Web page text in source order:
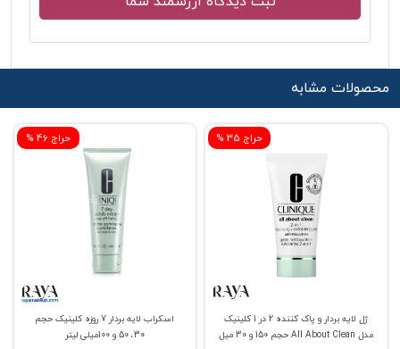
محصولات مشابه
% حراج 46
اسکراب لایه بردار 7 روزه کلینیک حجم
30، 50 و 100میلی لیتر
% حراج 35
ژل لایه بردار و پاک کننده 2 در 1 کلینیک
مدل All About Clean حجم 150 و 30 میل